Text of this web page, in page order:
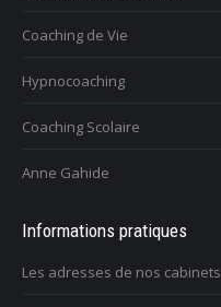
Coaching de Vie
Hypnocoaching
Coaching Scolaire
Anne Gahide
Informations pratiques
Les adresses de nos cabinets